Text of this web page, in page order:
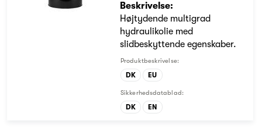
Beskrivelse:
Højtydende multigrad
hydraulikolie med
slidbeskyttende egenskaber.
Produktbeskrivelse:
DK EU
Sikkerhedsdatablad:
DK EN